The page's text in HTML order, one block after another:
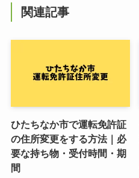
関連記事
ひたちなか市で運転免許証
の住所変更をする方法｜必
要な持ち物・受付時間・期
間